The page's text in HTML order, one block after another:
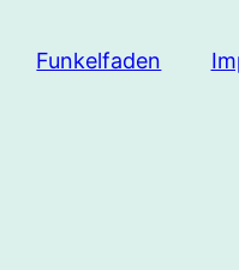
Funkelfaden